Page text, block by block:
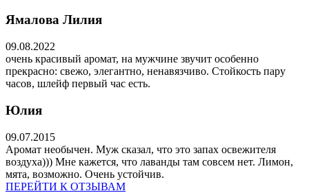
Ямалова Лилия
09.08.2022
очень красивый аромат, на мужчине звучит особенно
прекрасно: свежо, элегантно, ненавязчиво. Стойкость пару
часов, шлейф первый час есть.
Юлия
09.07.2015
Аромат необычен. Муж сказал, что это запах освежителя
воздуха))) Мне кажется, что лаванды там совсем нет. Лимон,
мята, возможно. Очень устойчив.
ПЕРЕЙТИ К ОТЗЫВАМ